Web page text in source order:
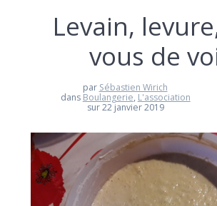
Levain,
vous de
par Sébastien Wirich
dans Boulangerie, L'association
sur 22 janvier 2019